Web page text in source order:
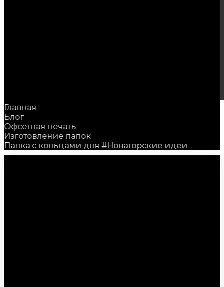
Главная
Блог
Офсетная печать
Изготовление папок
Папка с кольцами для #Новаторские идеи